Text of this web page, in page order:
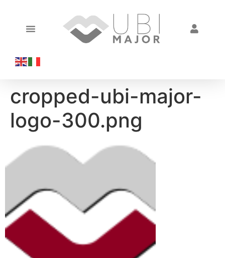
cropped-ubi-major-
logo-300.png